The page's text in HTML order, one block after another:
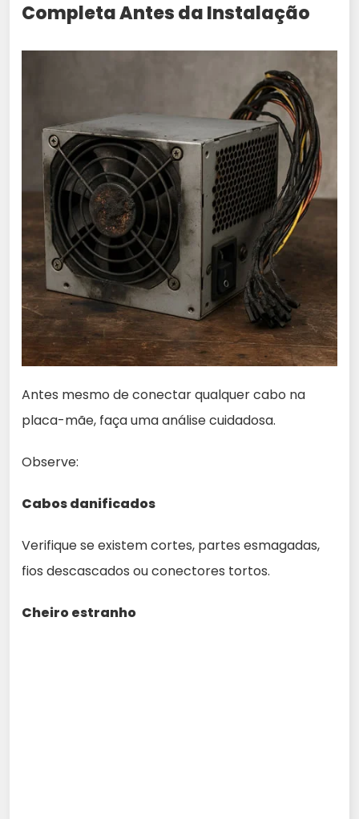
Completa Antes da Instalação
Antes mesmo de conectar qualquer cabo na
placa-mãe, faça uma análise cuidadosa.
Observe:
Cabos danificados
Verifique se existem cortes, partes esmagadas,
fios descascados ou conectores tortos.
Cheiro estranho